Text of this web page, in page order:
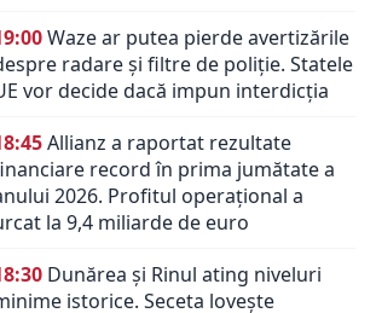
Waze ar putea pierde avertizările
radare și filtre de poliție. Statele
vor decide dacă impun interdicția
Allianz a raportat rezultate
record în prima jumătate a
2026. Profitul operațional a
la 9,4 miliarde de euro
Dunărea și Rinul ating niveluri
istorice. Seceta lovește